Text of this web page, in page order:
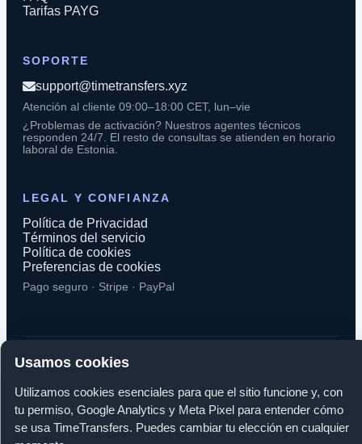
Usamos cookies
Utilizamos cookies esenciales para que el sitio funcione y, con
tu permiso, Google Analytics y Meta Pixel para entender cómo
se usa TimeTransfers. Puedes cambiar tu elección en cualquier
Tarifas PAYG
SOPORTE
support@timetransfers.xyz
Atención al cliente 09:00–18:00 CET, lun–vie
¿Problemas de activación? Nuestros agentes técnicos
responden 24/7. El resto de consultas se atienden en horario
laboral de Estonia.
LEGAL Y CONFIANZA
Política de Privacidad
Términos del servicio
Política de cookies
Preferencias de cookies
Pago seguro · Stripe · PayPal
© 2026 TimeTransfers. Todos los derechos reservados.
TimeTransfers OÜ · Erika tn 14-208, 10416 Tallinn, Estonia